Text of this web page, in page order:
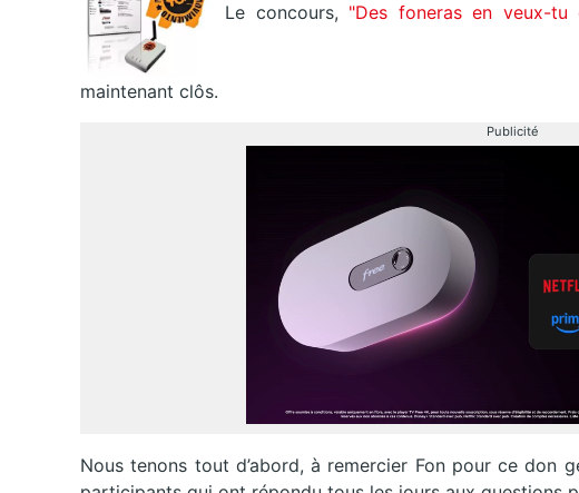
Le concours, "Des foneras en veux-tu
maintenant clôs.
Publicité
Nous tenons tout d’abord, à remercier Fon pour ce don